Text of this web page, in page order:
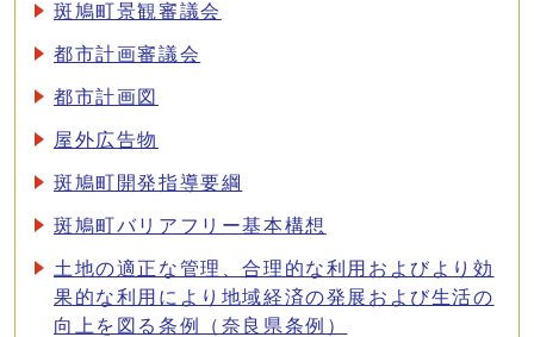
斑鳩町景観審議会
都市計画審議会
都市計画図
屋外広告物
斑鳩町開発指導要綱
斑鳩町バリアフリー基本構想
土地の適正な管理、合理的な利用およびより効
果的な利用により地域経済の発展および生活の
向上を図る条例（奈良県条例）